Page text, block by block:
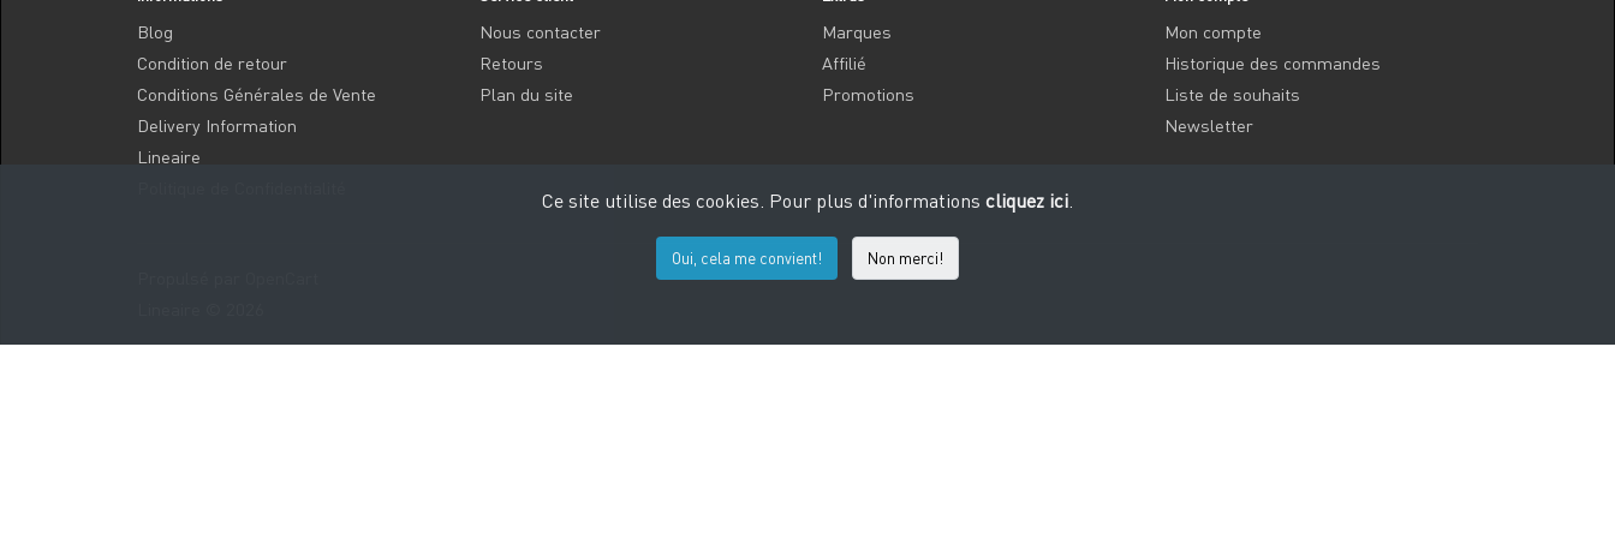
Blog
Condition de retour
Conditions Générales de Vente
Delivery Information
Lineaire
Nous contacter
Retours
Plan du site
Marques
Affilié
Promotions
Mon compte
Historique des commandes
Liste de souhaits
Newsletter
Ce site utilise des cookies. Pour plus d'informations cliquez ici.
Oui, cela me convient! Non merci!